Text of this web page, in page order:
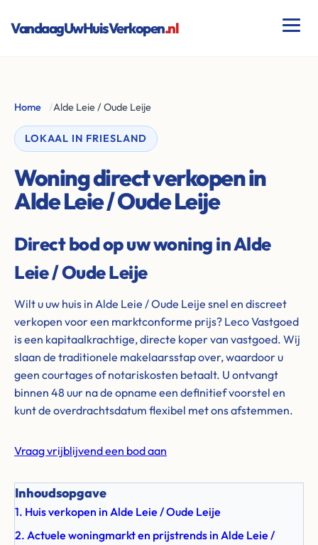
VandaagUwHuisVerkopen.nl
Home /Alde Leie / Oude Leije
LOKAAL IN FRIESLAND
Woning direct verkopen in
Alde Leie / Oude Leije
Direct bod op uw woning in Alde
Leie / Oude Leije
Wilt u uw huis in Alde Leie / Oude Leije snel en discreet
verkopen voor een marktconforme prijs? Leco Vastgoed
is een kapitaalkrachtige, directe koper van vastgoed. Wij
slaan de traditionele makelaarsstap over, waardoor u
geen courtages of notariskosten betaalt. U ontvangt
binnen 48 uur na de opname een definitief voorstel en
kunt de overdrachtsdatum flexibel met ons afstemmen.
Vraag vrijblijvend een bod aan
Inhoudsopgave
1. Huis verkopen in Alde Leie / Oude Leije
2. Actuele woningmarkt en prijstrends in Alde Leie /